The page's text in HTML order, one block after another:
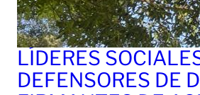
LÍDERES
DEFENSORES DE